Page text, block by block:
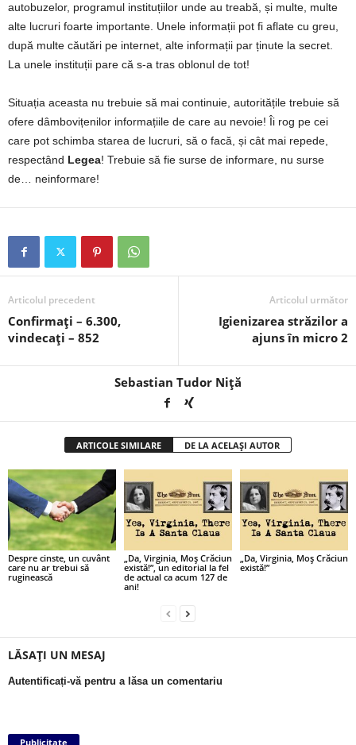
autobuzelor, programul instituțiilor unde au treabă, și multe, multe
alte lucruri foarte importante. Unele informații pot fi aflate cu greu,
după multe căutări pe internet, alte informații par ținute la secret.
La unele instituții pare că s-a tras oblonul de tot!
Situația aceasta nu trebuie să mai continuie, autoritățile trebuie să
ofere dâmbovițenilor informațiile de care au nevoie! Îi rog pe cei
care pot schimba starea de lucruri, să o facă, și cât mai repede,
respectând Legea! Trebuie să fie surse de informare, nu surse
de… neinformare!
Articolul precedent
Confirmați – 6.300,
vindecați – 852
Articolul următor
Igienizarea străzilor a
ajuns în micro 2
Sebastian Tudor Niță
ARTICOLE SIMILARE DE LA ACELAȘI AUTOR
Despre cinste, un cuvânt
care nu ar trebui să
ruginească
„Da, Virginia, Moş Crăciun
există!”, un editorial la fel
de actual ca acum 127 de
ani!
„Da, Virginia, Moş Crăciun
există!”
LĂSAȚI UN MESAJ
Autentificați-vă pentru a lăsa un comentariu
Publicitate